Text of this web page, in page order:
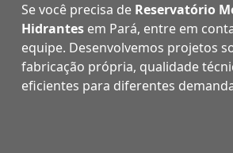
Se você precisa de Reservatório
Hidrantes em Pará, entre em
equipe. Desenvolvemos projetos
fabricação própria, qualidade
eficientes para diferentes